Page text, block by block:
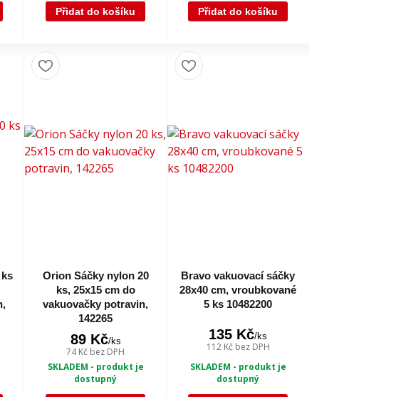
Přidat do košíku Přidat do košíku
Orion Sáčky nylon 20
ks, 25x15 cm do
vakuovačky potravin,
142265
89 Kč/ks
74 Kč bez DPH
SKLADEM - produkt je
dostupný
Bravo vakuovací sáčky
28x40 cm, vroubkované
5 ks 10482200
135 Kč/ks
112 Kč bez DPH
SKLADEM - produkt je
dostupný